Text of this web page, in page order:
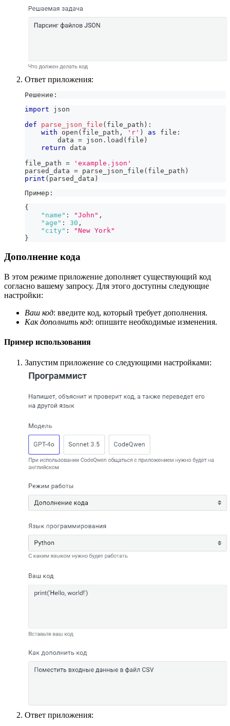
Ответ приложения:
Решение:
import json
def
parse_json_file ( file_path ) :
with
open ( file_path , 'r' ) as file :
        data
= json . load ( file )
return data
file_path =
'example.json'
parsed_data = parse_json_file ( file_path )
print ( parsed_data )
Пример:
{
"name" : "John" ,
"age" : 30 ,
"city" :
"New York"
}
Дополнение кода
В этом режиме приложение дополняет существующий код
согласно вашему запросу. Для этого доступны следующие
настройки:
Ваш код: введите код, который требует дополнения.
Как дополнить код: опишите необходимые изменения.
Пример использования
Запустим приложение со следующими настройками:
Ответ приложения: